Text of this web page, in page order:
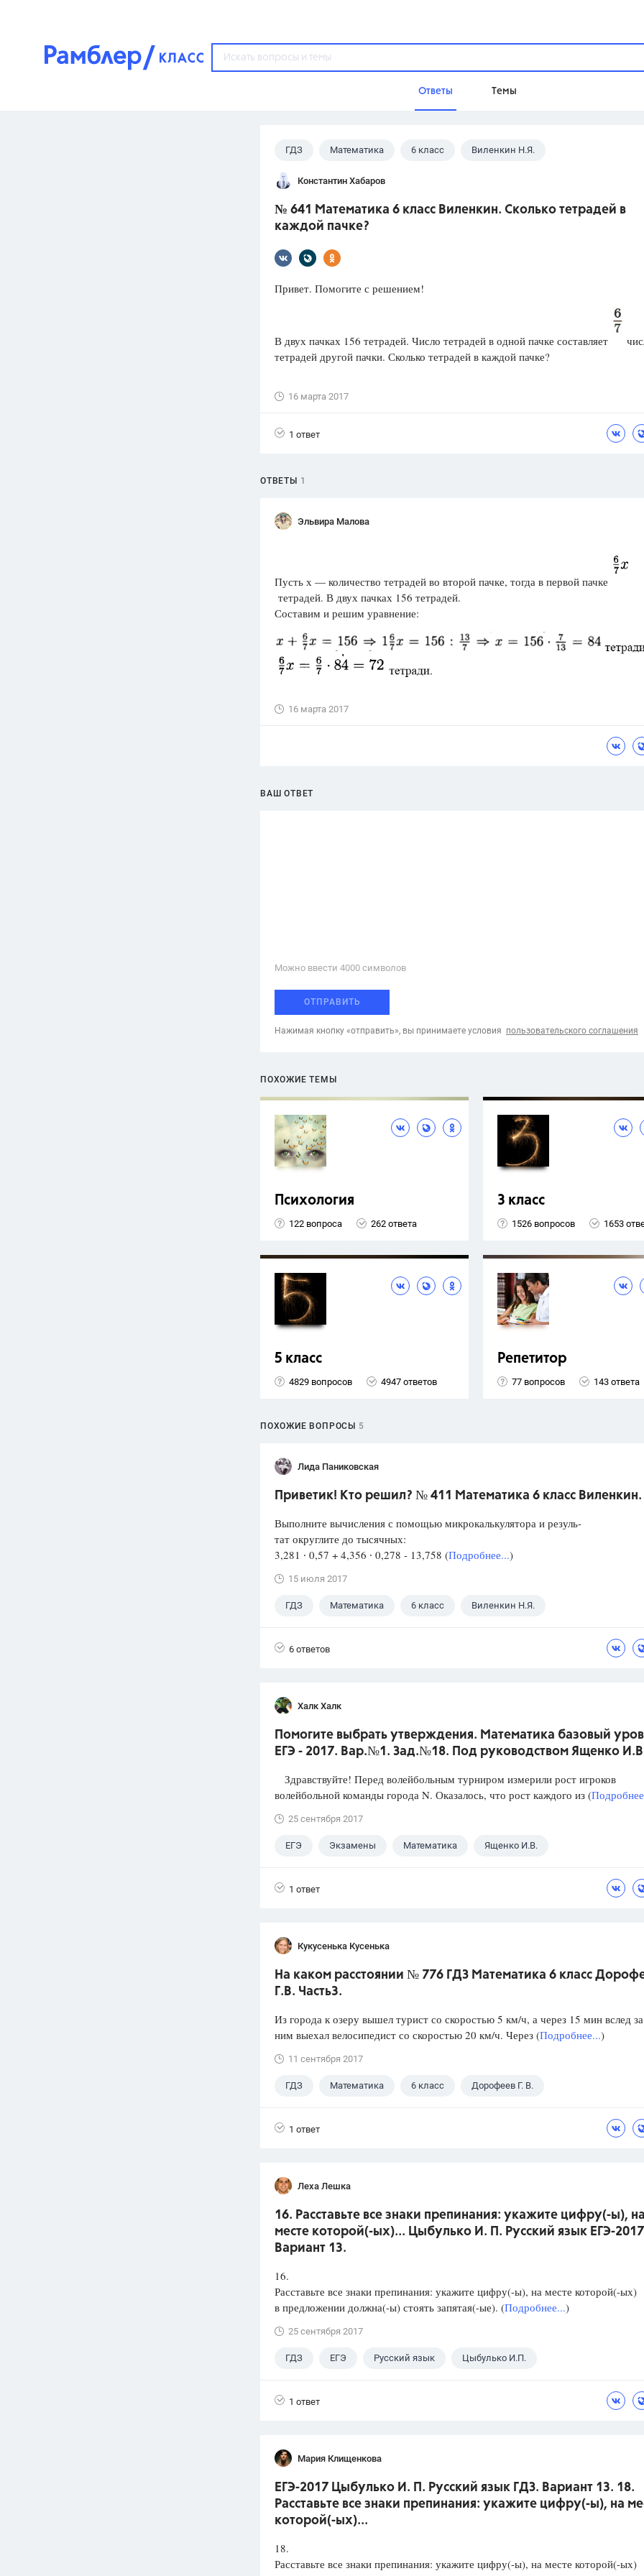
Ответы Темы
Популярные темы
ОГЭ
Вузы
1752 ответа
ответа
Spotlight
1551 ответ
280 ответов
Домашнее задание
Цыбулько И.П.,
Цветков Л. А.
Психология
ГДЗ Математика 6 класс Виленкин Н.Я.
Константин Хабаров
№ 641 Математика 6 класс Виленкин. Сколько тетрадей в
каждой пачке?
Привет. Помогите с решением!
В двух пачках 156 тетрадей. Число тетрадей в одной пачке составляет
тетрадей другой пачки. Сколько тетрадей в каждой пачке?
16 марта 2017
1 ответ
ОТВЕТЫ 1
Эльвира Малова
Пусть х — количество тетрадей во второй пачке, тогда в первой пачке
тетрадей. В двух пачках 156 тетрадей.
Составим и решим уравнение:
16 марта 2017
ВАШ ОТВЕТ
Можно ввести 4000 cимволов
ОТПРАВИТЬ
Нажимая кнопку «отправить», вы принимаете условия пользовательского соглашения
ПОХОЖИЕ ТЕМЫ
Психология
122 вопроса 262 ответа
3 класс
1526 вопросов 1653
5 класс
4829 вопросов 4947 ответов
Репетитор
77 вопросов 143 ответа
ПОХОЖИЕ ВОПРОСЫ 5
Лида Паниковская
Приветик! Кто решил? № 411 Математика 6 класс Виленкин.
Выполните вычисления с помощью микрокалькулятора и резуль-
тат округлите до тысячных:
3,281 ∙ 0,57 + 4,356 ∙ 0,278 - 13,758 (Подробнее...)
15 июля 2017
ГДЗ Математика 6 класс Виленкин Н.Я.
6 ответов
Халк Халк
Помогите выбрать утверждения. Математика базовый
ЕГЭ - 2017. Вар.№1. Зад.№18. Под руководством Ященко
Здравствуйте! Перед волейбольным турниром измерили рост игроков
волейбольной команды города N. Оказалось, что рост каждого из (
25 сентября 2017
ЕГЭ Экзамены Математика Ященко И.В.
1 ответ
Кукусенька Кусенька
На каком расстоянии № 776 ГДЗ Математика 6 класс
Г.В. Часть3.
Из города к озеру вышел турист со скоростью 5 км/ч, а через 15 мин вслед за
ним выехал велосипедист со скоростью 20 км/ч. Через (Подробнее...)
11 сентября 2017
ГДЗ Математика 6 класс Дорофеев Г. В.
1 ответ
Леха Лешка
16. Расставьте все знаки препинания: укажите цифру(-ы),
месте которой(-ых)... Цыбулько И. П. Русский язык ЕГЭ-
Вариант 13.
16.
Расставьте все знаки препинания: укажите цифру(-ы), на месте которой(-ых)
в предложении должна(-ы) стоять запятая(-ые). (Подробнее...)
25 сентября 2017
ГДЗ ЕГЭ Русский язык Цыбулько И.П.
1 ответ
Мария Клищенкова
ЕГЭ-2017 Цыбулько И. П. Русский язык ГДЗ. Вариант 13. 18.
Расставьте все знаки препинания: укажите цифру(-ы), на
которой(-ых)...
18.
Расставьте все знаки препинания: укажите цифру(-ы), на месте которой(-ых)